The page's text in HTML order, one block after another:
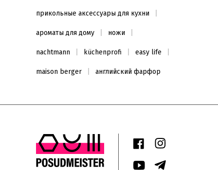
прикольные аксессуары для кухни
ароматы для дому ножи
nachtmann küchenprofi easy life
maison berger английский фарфор